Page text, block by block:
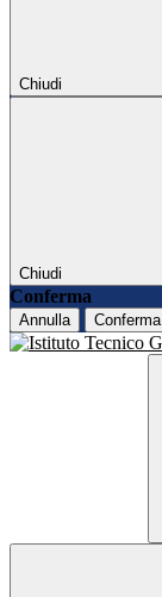
Chiudi
Chiudi
Conferma
Annulla Conferma